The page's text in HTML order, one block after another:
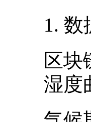
1. 数
区块
湿度